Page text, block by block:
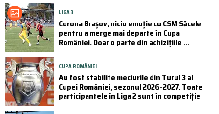
LIGA 3
Corona Brașov, nicio emoție cu CSM Săcele
pentru a merge mai departe în Cupa
României. Doar o parte din achizițiile ...
CUPA ROMÂNIEI
Au fost stabilite meciurile din Turul 3 al
Cupei României, sezonul 2026-2027. Toate
participantele în Liga 2 sunt în competiție